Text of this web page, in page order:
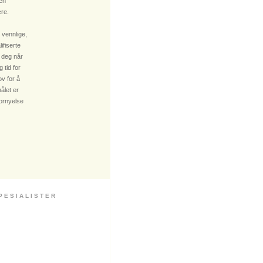
når
tid for
for å
er
S I A L I S T E R